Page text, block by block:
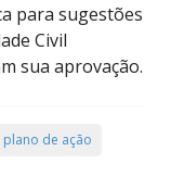
para sugestões
Civil
sua aprovação.
plano de ação